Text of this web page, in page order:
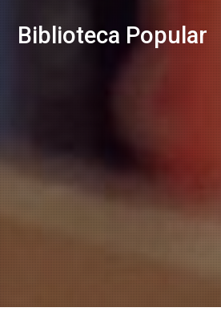
Biblioteca Popular